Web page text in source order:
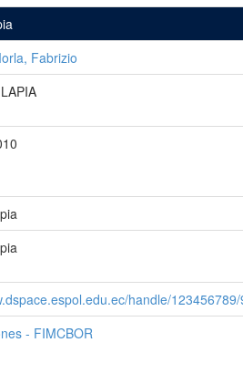
Fabrizio
handle/
- FIMCBOR